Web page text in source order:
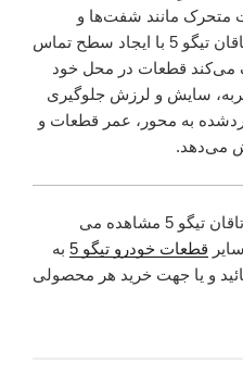
متحرک مانند شفت‌ها و
اتصالات را بر عهده دارد؛ بغل یاتاقان تیگو 5 با ایجاد سطح تماس
قطعات در محل خود
سایش و لرزش جلوگیری
به محور، عمر قطعات و
می‌دهد.
در ادامه قطعات مرتبط با بغل یاتاقان تیگو 5 مشاهده می
قطعات خودرو تیگو 5
به
و یا جهت خرید هر محصولی